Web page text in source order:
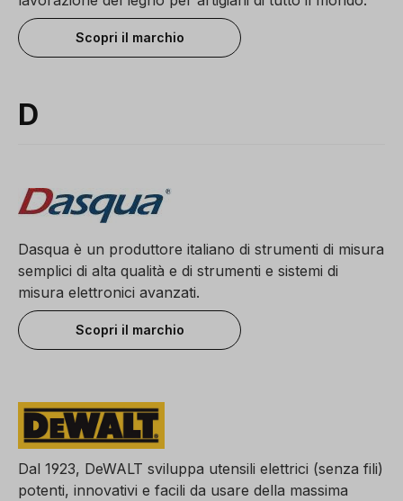
Scopri il marchio
D
Dasqua è un produttore italiano di strumenti di misura
semplici di alta qualità e di strumenti e sistemi di
misura elettronici avanzati.
Scopri il marchio
Dal 1923, DeWALT sviluppa utensili elettrici (senza fili)
potenti, innovativi e facili da usare della massima